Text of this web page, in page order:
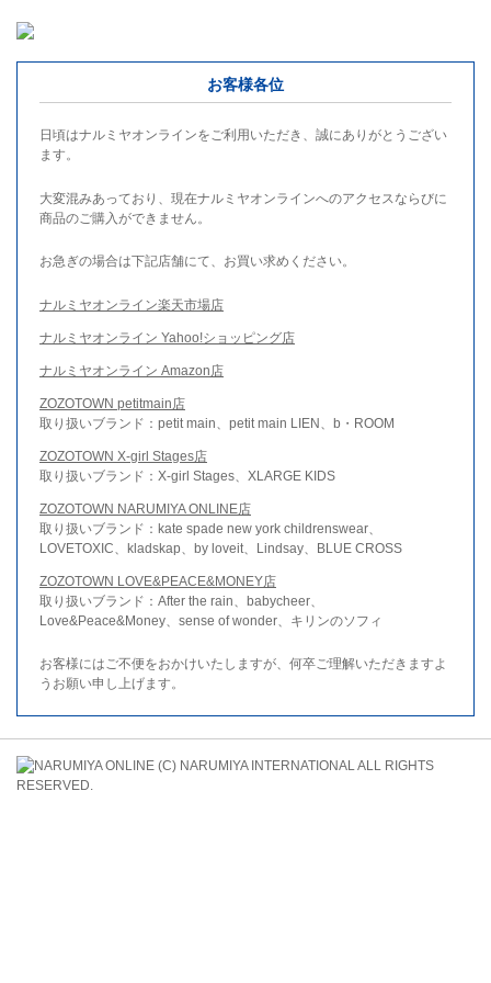
お客様各位
日頃はナルミヤオンラインをご利用いただき、誠にありがとうござい
ます。
大変混みあっており、現在ナルミヤオンラインへのアクセスならびに
商品のご購入ができません。
お急ぎの場合は下記店舗にて、お買い求めください。
ナルミヤオンライン楽天市場店
ナルミヤオンライン Yahoo!ショッピング店
ナルミヤオンライン Amazon店
ZOZOTOWN petitmain店
取り扱いブランド：petit main、petit main LIEN、b・ROOM
ZOZOTOWN X-girl Stages店
取り扱いブランド：X-girl Stages、XLARGE KIDS
ZOZOTOWN NARUMIYA ONLINE店
取り扱いブランド：kate spade new york childrenswear、
LOVETOXIC、kladskap、by loveit、Lindsay、BLUE CROSS
ZOZOTOWN LOVE&PEACE&MONEY店
取り扱いブランド：After the rain、babycheer、
Love&Peace&Money、sense of wonder、キリンのソフィ
お客様にはご不便をおかけいたしますが、何卒ご理解いただきますよ
うお願い申し上げます。